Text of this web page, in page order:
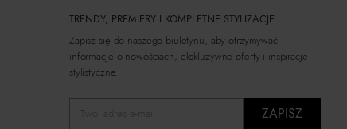
TRENDY, PREMIERY I KOMPLETNE STYLIZACJE
Zapisz się do naszego biuletynu, aby otrzymywać
informacje o nowościach, ekskluzywne oferty i inspiracje
stylistyczne.
ZAPISZ